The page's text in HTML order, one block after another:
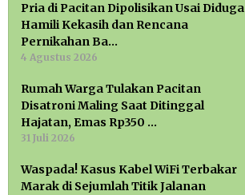
Pria di Pacitan Dipolisikan Usai Diduga
Hamili Kekasih dan Rencana
Pernikahan Ba…
4 Agustus 2026
Rumah Warga Tulakan Pacitan
Disatroni Maling Saat Ditinggal
Hajatan, Emas Rp350 …
31 Juli 2026
Waspada! Kasus Kabel WiFi Terbakar
Marak di Sejumlah Titik Jalanan